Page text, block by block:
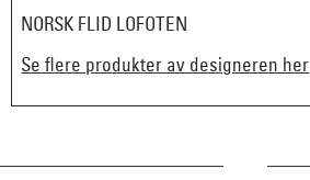
NORSK FLID LOFOTEN
Se flere produkter av designeren her